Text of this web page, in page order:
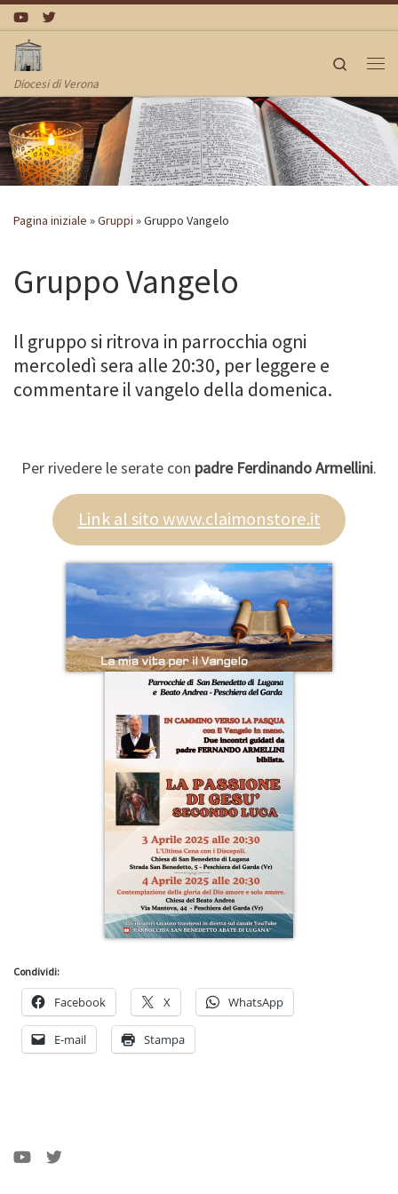
Passa al contenuto
Diocesi di Verona
Search
Pagina iniziale »Gruppi »Gruppo Vangelo
Gruppo Vangelo
Il gruppo si ritrova in parrocchia ogni
mercoledì sera alle 20:30, per leggere e
commentare il vangelo della domenica.
Per rivedere le serate con padre Ferdinando Armellini.
Link al sito www.claimonstore.it
Condividi:
Facebook X WhatsApp
E-mail Stampa